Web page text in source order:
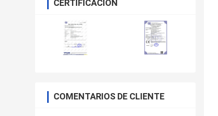
CERTIFICACIÓN
COMENTARIOS DE CLIENTE